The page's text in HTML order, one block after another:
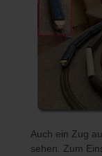
Auch ein Zug
sehen. Zum